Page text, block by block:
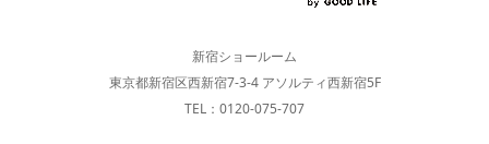
新宿ショールーム
東京都新宿区西新宿7-3-4 アソルティ西新宿5F
TEL：0120-075-707